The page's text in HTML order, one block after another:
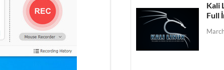
Kali
Full